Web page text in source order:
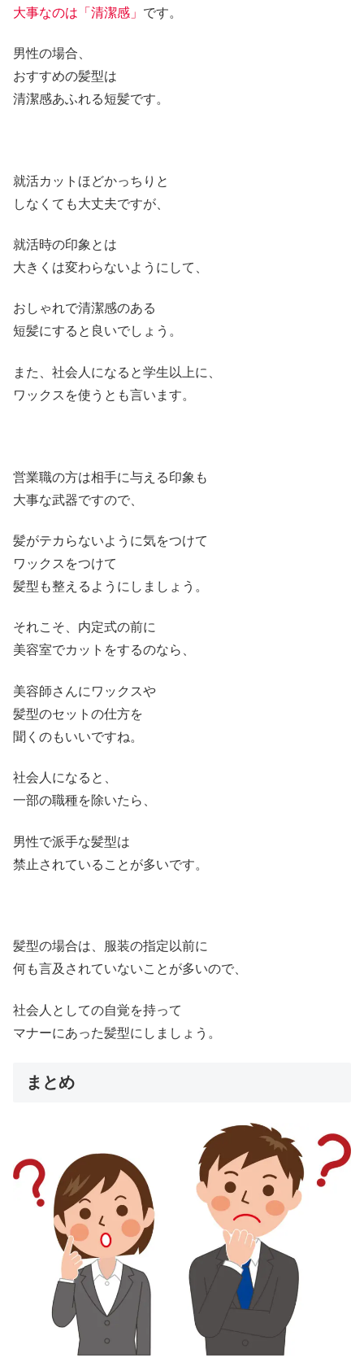
大事なのは「清潔感」 です。
男性の場合、
おすすめの髪型は
清潔感あふれる短髪です。
就活カットほどかっちりと
しなくても大丈夫ですが、
就活時の印象とは
大きくは変わらないようにして、
おしゃれで清潔感のある
短髪にすると良いでしょう。
また、社会人になると学生以上に、
ワックスを使うとも言います。
営業職の方は相手に与える印象も
大事な武器ですので、
髪がテカらないように気をつけて
ワックスをつけて
髪型も整えるようにしましょう。
それこそ、内定式の前に
美容室でカットをするのなら、
美容師さんにワックスや
髪型のセットの仕方を
聞くのもいいですね。
社会人になると、
一部の職種を除いたら、
男性で派手な髪型は
禁止されていることが多いです。
髪型の場合は、服装の指定以前に
何も言及されていないことが多いので、
社会人としての自覚を持って
マナーにあった髪型にしましょう。
まとめ